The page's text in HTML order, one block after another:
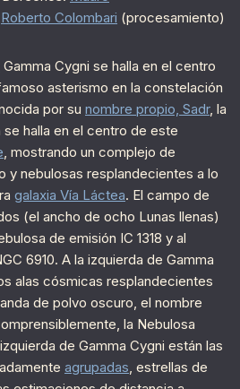
Roberto Colombari (procesamiento)
Gamma Cygni se halla en el centro
asterismo en la constelación
por su nombre propio, Sadr, la
halla en el centro de este
, mostrando un complejo de
y nebulosas resplandecientes a lo
galaxia Vía Láctea. El campo de
(el ancho de ocho Lunas llenas)
de emisión IC 1318 y al
6910. A la izquierda de Gamma
alas cósmicas resplandecientes
de polvo oscuro, el nombre
la Nebulosa
de Gamma Cygni están las
agrupadas, estrellas de